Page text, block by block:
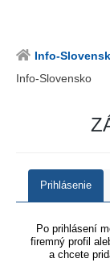
Info-
Info-Slovensko
Prihlásenie
Po prihlásení
firemný profil
a chcete